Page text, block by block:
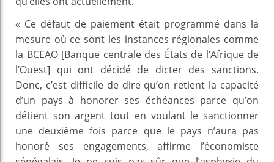
« Ce défaut de paiement était programmé dans la
mesure où ce sont les instances régionales comme
la BCEAO [Banque centrale des États de l’Afrique de
l’Ouest] qui ont décidé de dicter des sanctions.
Donc, c’est difficile de dire qu’on retient la capacité
d’un pays à honorer ses échéances parce qu’on
détient son argent tout en voulant le sanctionner
une deuxième fois parce que le pays n’aura pas
honoré ses engagements, affirme l’économiste